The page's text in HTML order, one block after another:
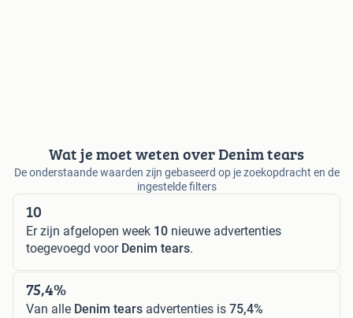
Wat je moet weten over Denim tears
De onderstaande waarden zijn gebaseerd op je zoekopdracht en de
ingestelde filters
10
Er zijn afgelopen week 10 nieuwe advertenties
toegevoegd voor Denim tears.
75,4%
Van alle Denim tears advertenties is 75,4%